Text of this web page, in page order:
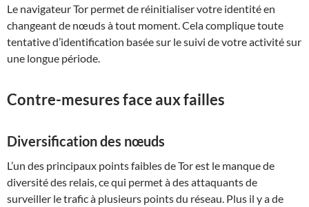
Le navigateur Tor permet de réinitialiser votre identité en
changeant de nœuds à tout moment. Cela complique toute
tentative d’identification basée sur le suivi de votre activité sur
une longue période.
Contre-mesures face aux failles
Diversification des nœuds
L’un des principaux points faibles de Tor est le manque de
diversité des relais, ce qui permet à des attaquants de
surveiller le trafic à plusieurs points du réseau. Plus il y a de